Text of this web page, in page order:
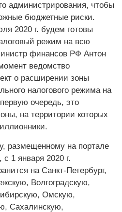
администрирования, чтобы
бюджетные риски.
2020 г. будем готовы
режим на всю
финансов РФ Антон
ведомство
о расширении зоны
налогового режима на
очередь, это
на территории которых
размещенному на портале
1 января 2020 г.
на Санкт-Петербург,
Волгоградскую,
Омскую,
Сахалинскую,